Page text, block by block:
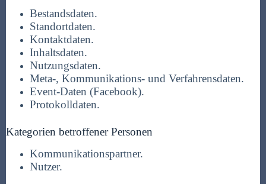
Bestandsdaten.
Standortdaten.
Kontaktdaten.
Inhaltsdaten.
Nutzungsdaten.
Meta-, Kommunikations- und Verfahrensdaten.
Event-Daten (Facebook).
Protokolldaten.
Kategorien betroffener Personen
Kommunikationspartner.
Nutzer.